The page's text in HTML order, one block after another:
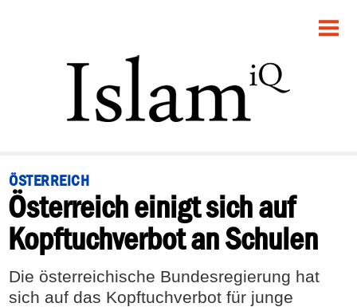
POLITIK
PANORAMA
RECHT
FEUILLETON
DEBATTE
ÖSTERREICH
Österreich einigt sich auf
Kopftuchverbot an Schulen
Die österreichische Bundesregierung hat
sich auf das Kopftuchverbot für junge